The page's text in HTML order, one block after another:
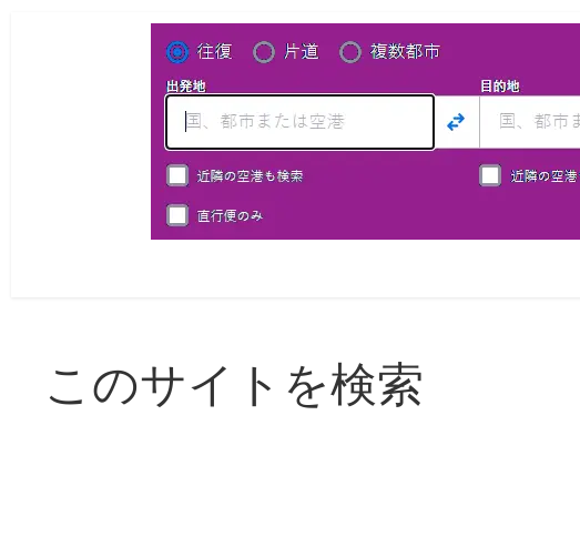
このサイトを検索